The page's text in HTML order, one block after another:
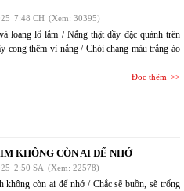
7:48 CH (Xem: 30395)
loang lổ lắm / Nắng thật dầy đặc quánh trên
cong thêm vì nắng / Chói chang màu trắng áo
Đọc thêm
KHÔNG CÒN AI ĐỂ NHỚ
2:50 SA (Xem: 22578)
không còn ai để nhớ / Chắc sẽ buồn, sẽ trống